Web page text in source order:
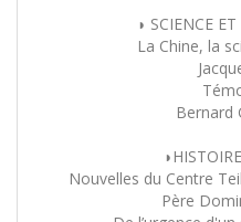
◗ SCIENCE
La Chine, la
Bernard
Nouvelles du Centre
Père